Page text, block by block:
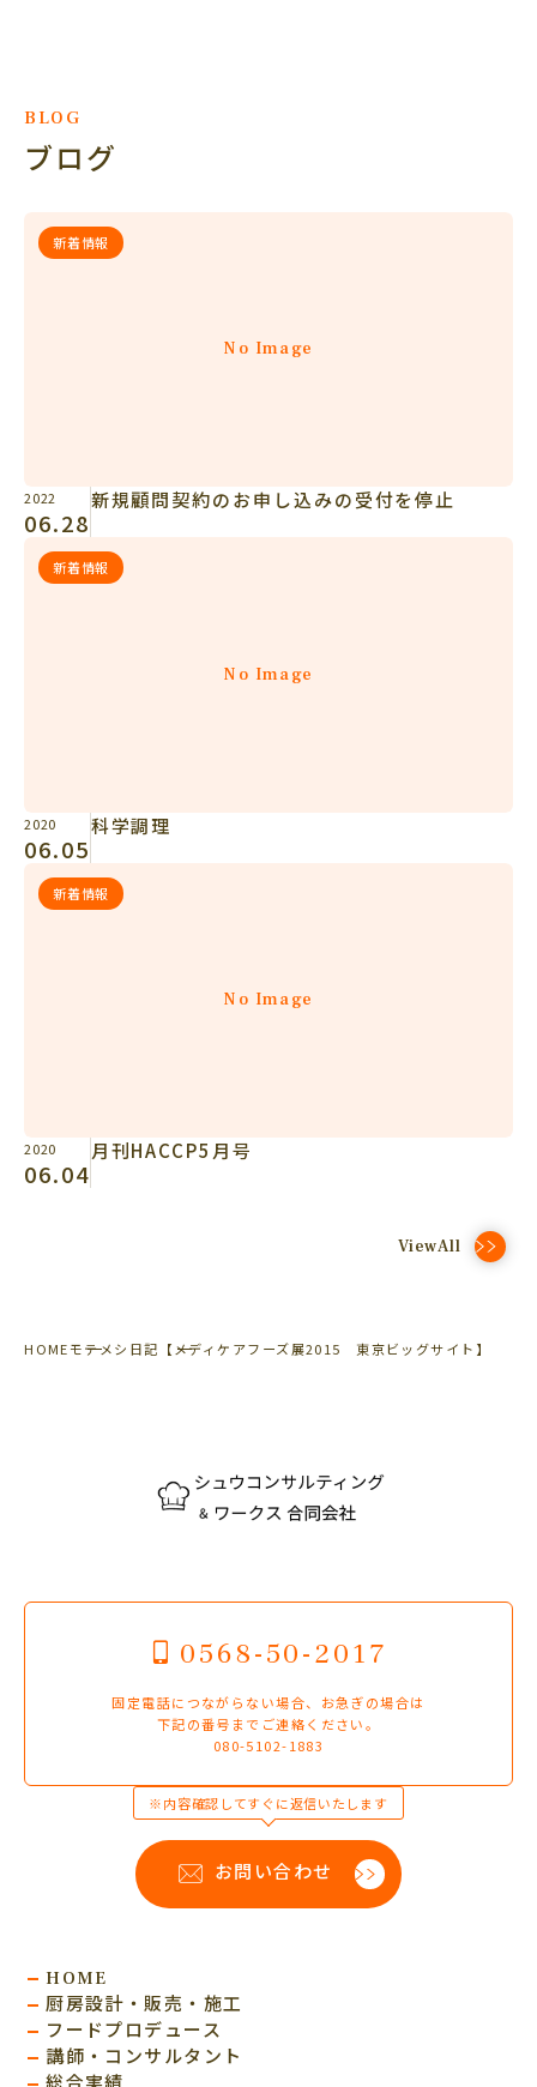
BLOG
ブログ
No Image
新着情報
2022
06.28
新規顧問契約のお申し込みの受付を停止
No Image
新着情報
2020
06.05
科学調理
No Image
新着情報
2020
06.04
月刊HACCP5月号
ViewAll
HOMEモテメシ日記 【メディケアフーズ展2015 東京ビッグサイト】
0568-50-2017
固定電話につながらない場合、お急ぎの場合は
下記の番号までご連絡ください。
080-5102-1883
※内容確認してすぐに返信いたします
お問い合わせ
HOME
厨房設計・販売・施工
フードプロデュース
講師・コンサルタント